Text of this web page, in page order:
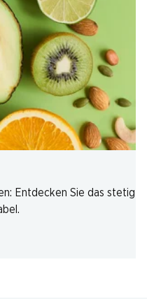
Entdecken Sie das stetig